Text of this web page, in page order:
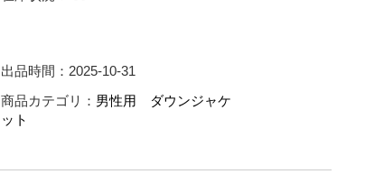
出品時間： 2025-10-31
商品カテゴリ： 男性用 ダウンジャケ
ット